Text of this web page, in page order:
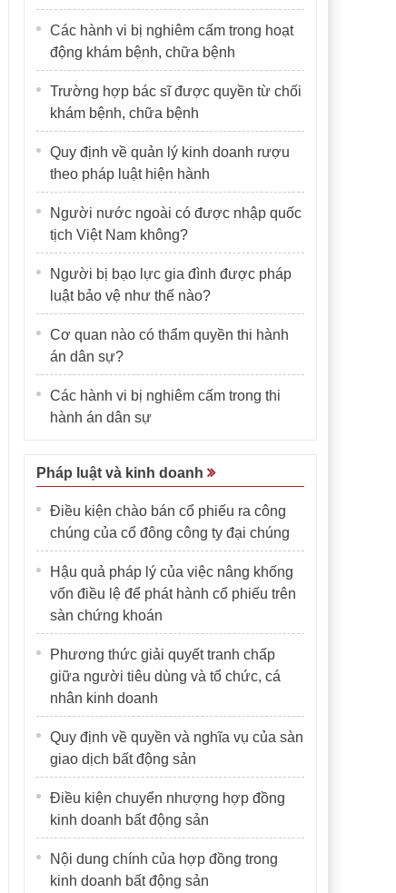
Các hành vi bị nghiêm cấm trong hoạt
động khám bệnh, chữa bệnh
Trường hợp bác sĩ được quyền từ chối
khám bệnh, chữa bệnh
Quy định về quản lý kinh doanh rượu
theo pháp luật hiện hành
Người nước ngoài có được nhập quốc
tịch Việt Nam không?
Người bị bạo lực gia đình được pháp
luật bảo vệ như thế nào?
Cơ quan nào có thẩm quyền thi hành
án dân sự?
Các hành vi bị nghiêm cấm trong thi
hành án dân sự
Pháp luật và kinh doanh
Điều kiện chào bán cổ phiếu ra công
chúng của cổ đông công ty đại chúng
Hậu quả pháp lý của việc nâng khống
vốn điều lệ để phát hành cổ phiếu trên
sàn chứng khoán
Phương thức giải quyết tranh chấp
giữa người tiêu dùng và tổ chức, cá
nhân kinh doanh
Quy định về quyền và nghĩa vụ của sàn
giao dịch bất động sản
Điều kiện chuyển nhượng hợp đồng
kinh doanh bất động sản
Nội dung chính của hợp đồng trong
kinh doanh bất động sản